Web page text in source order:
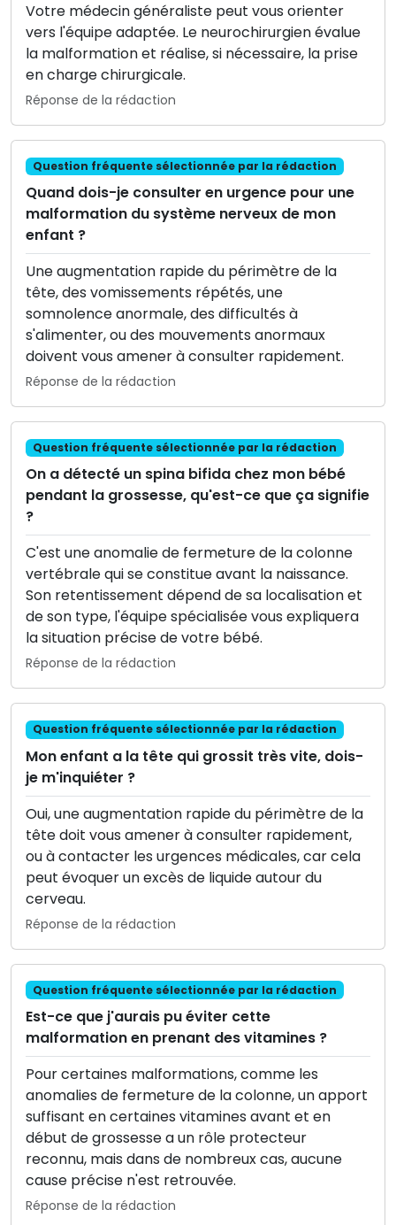
Votre médecin généraliste peut vous orienter
vers l'équipe adaptée. Le neurochirurgien évalue
la malformation et réalise, si nécessaire, la prise
en charge chirurgicale.
Réponse de la rédaction
Question fréquente sélectionnée par la rédaction
Quand dois-je consulter en urgence pour une
malformation du système nerveux de mon
enfant ?
Une augmentation rapide du périmètre de la
tête, des vomissements répétés, une
somnolence anormale, des difficultés à
s'alimenter, ou des mouvements anormaux
doivent vous amener à consulter rapidement.
Réponse de la rédaction
Question fréquente sélectionnée par la rédaction
On a détecté un spina bifida chez mon bébé
pendant la grossesse, qu'est-ce que ça signifie
?
C'est une anomalie de fermeture de la colonne
vertébrale qui se constitue avant la naissance.
Son retentissement dépend de sa localisation et
de son type, l'équipe spécialisée vous expliquera
la situation précise de votre bébé.
Réponse de la rédaction
Question fréquente sélectionnée par la rédaction
Mon enfant a la tête qui grossit très vite, dois-
je m'inquiéter ?
Oui, une augmentation rapide du périmètre de la
tête doit vous amener à consulter rapidement,
ou à contacter les urgences médicales, car cela
peut évoquer un excès de liquide autour du
cerveau.
Réponse de la rédaction
Question fréquente sélectionnée par la rédaction
Est-ce que j'aurais pu éviter cette
malformation en prenant des vitamines ?
Pour certaines malformations, comme les
anomalies de fermeture de la colonne, un apport
suffisant en certaines vitamines avant et en
début de grossesse a un rôle protecteur
reconnu, mais dans de nombreux cas, aucune
cause précise n'est retrouvée.
Réponse de la rédaction